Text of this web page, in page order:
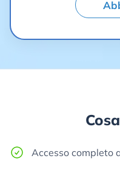
Accesso completo